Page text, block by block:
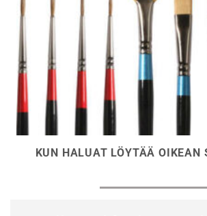
KUN HALUAT LÖYTÄÄ OIKEAN